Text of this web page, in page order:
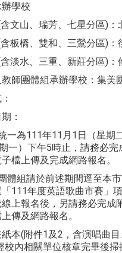
辦學校
山、瑞芳、七星分區)：
橋、雙和、三鶯分區)：
水、三重、新莊分區)：
教師團體組承辦學校：集美
：
為111年11月1日（星期
一）下午5時止，請務必完
檔上傳及完成網路報名。
組請於前述期間逕至本市
111年度英語歌曲市賽」
上報名後，另請務必完成
傳及網路報名。
紙本(附件1及2，含演唱曲
校內相關單位核章完畢後掃